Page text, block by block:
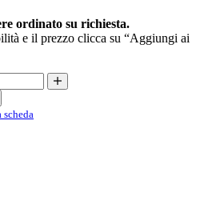
ordinato su richiesta.
e il prezzo clicca su “Aggiungi ai
scheda